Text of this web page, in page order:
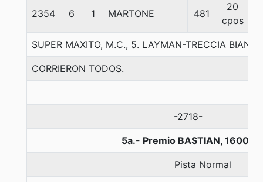
2354 6 1 MARTONE 481
20
cpos
SUPER MAXITO, M.C., 5. LAYMAN-TRECCIA
CORRIERON TODOS.
-2718-
5a.- Premio BASTIAN, 1600
Pista Normal